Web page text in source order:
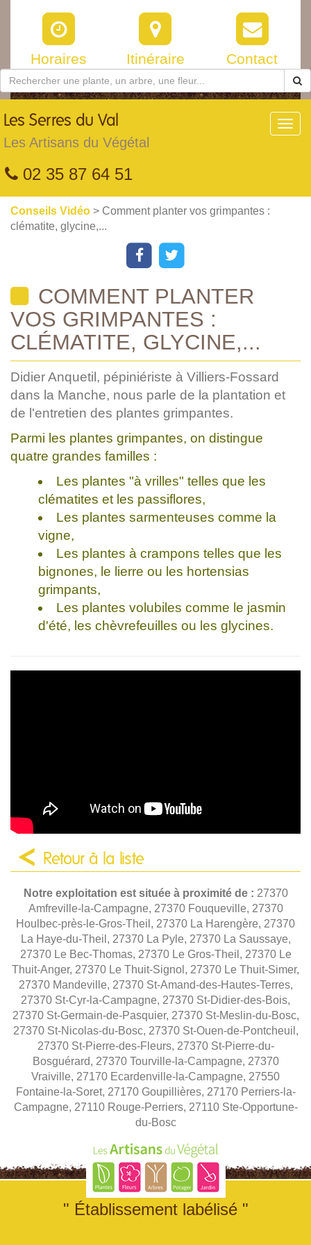
Horaires Itinéraire Contact
Les Serres du Val
Les Artisans du Végétal
02 35 87 64 51
Conseils Vidéo > Comment planter vos grimpantes :
clématite, glycine,...
COMMENT PLANTER
VOS GRIMPANTES :
CLÉMATITE, GLYCINE,...
Didier Anquetil, pépiniériste à Villiers-Fossard
dans la Manche, nous parle de la plantation et
de l'entretien des plantes grimpantes.
Parmi les plantes grimpantes, on distingue
quatre grandes familles :
Les plantes "à vrilles" telles que les
clématites et les passiflores,
Les plantes sarmenteuses comme la
vigne,
Les plantes à crampons telles que les
bignones, le lierre ou les hortensias
grimpants,
Les plantes volubiles comme le jasmin
d'été, les chèvrefeuilles ou les glycines.
Retour à la liste
Notre exploitation est située à proximité de : 27370
Amfreville-la-Campagne, 27370 Fouqueville, 27370
Houlbec-près-le-Gros-Theil, 27370 La Harengère, 27370
La Haye-du-Theil, 27370 La Pyle, 27370 La Saussaye,
27370 Le Bec-Thomas, 27370 Le Gros-Theil, 27370 Le
Thuit-Anger, 27370 Le Thuit-Signol, 27370 Le Thuit-Simer,
27370 Mandeville, 27370 St-Amand-des-Hautes-Terres,
27370 St-Cyr-la-Campagne, 27370 St-Didier-des-Bois,
27370 St-Germain-de-Pasquier, 27370 St-Meslin-du-Bosc,
27370 St-Nicolas-du-Bosc, 27370 St-Ouen-de-Pontcheuil,
27370 St-Pierre-des-Fleurs, 27370 St-Pierre-du-
Bosguérard, 27370 Tourville-la-Campagne, 27370
Vraiville, 27170 Ecardenville-la-Campagne, 27550
Fontaine-la-Soret, 27170 Goupillières, 27170 Perriers-la-
Campagne, 27110 Rouge-Perriers, 27110 Ste-Opportune-
du-Bosc
" Établissement labélisé "